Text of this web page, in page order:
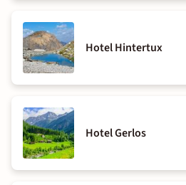
Hotel Hintertux
Hotel Gerlos